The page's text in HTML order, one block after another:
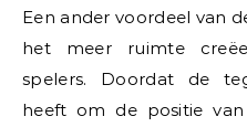
Een ander voordeel van
het meer ruimte
spelers. Doordat de
heeft om de positie